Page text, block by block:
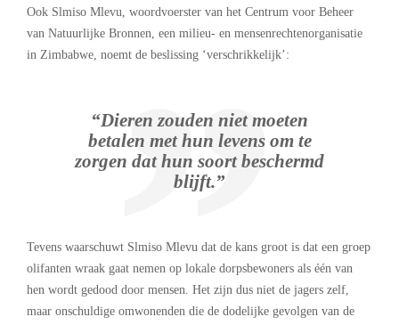
Ook Slmiso Mlevu, woordvoerster van het Centrum voor Beheer
van Natuurlijke Bronnen, een milieu- en mensenrechtenorganisatie
in Zimbabwe, noemt de beslissing ‘verschrikkelijk’:
“Dieren zouden niet moeten
betalen met hun levens om te
zorgen dat hun soort beschermd
blijft.”
Tevens waarschuwt Slmiso Mlevu dat de kans groot is dat een groep
olifanten wraak gaat nemen op lokale dorpsbewoners als één van
hen wordt gedood door mensen. Het zijn dus niet de jagers zelf,
maar onschuldige omwonenden die de dodelijke gevolgen van de